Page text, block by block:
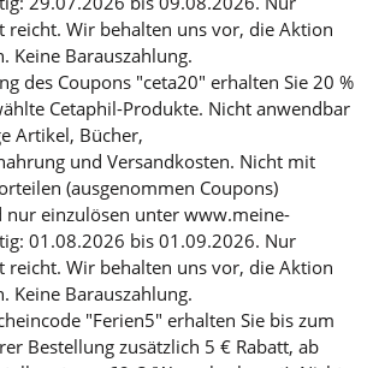
reicht. Wir behalten uns vor, die Aktion
Keine Barauszahlung.
des Coupons "ceta20" erhalten Sie 20 %
Cetaphil-Produkte. Nicht anwendbar
Artikel, Bücher,
und Versandkosten. Nicht mit
(ausgenommen Coupons)
einzulösen unter www.meine-
01.08.2026 bis 01.09.2026. Nur
reicht. Wir behalten uns vor, die Aktion
Keine Barauszahlung.
"Ferien5" erhalten Sie bis zum
Bestellung zusätzlich 5 € Rabatt, ab